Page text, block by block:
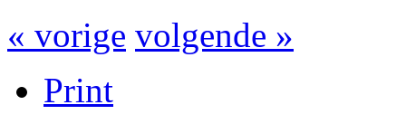
« vorige volgende »
Print